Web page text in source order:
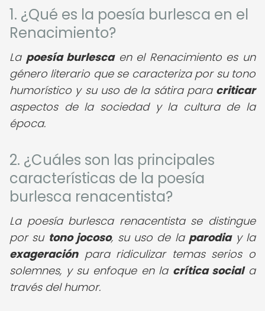
1. ¿Qué es la poesía burlesca en el
Renacimiento?
La poesía burlescaen el Renacimiento es un
género literario que se caracteriza por su tono
humorístico y su uso de la sátira para criticar
aspectos de la sociedad y la cultura de la
época.
2. ¿Cuáles son las principales
características de la poesía
burlesca renacentista?
La poesía burlesca renacentista se distingue
por su tono jocoso, su uso de la parodiay la
exageraciónpara ridiculizar temas serios o
solemnes, y su enfoque en la crítica sociala
través del humor.